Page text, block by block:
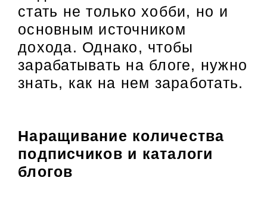
стать не только хобби, но и
основным источником
дохода. Однако, чтобы
зарабатывать на блоге, нужно
знать, как на нем заработать.
Наращивание количества
подписчиков и каталоги
блогов